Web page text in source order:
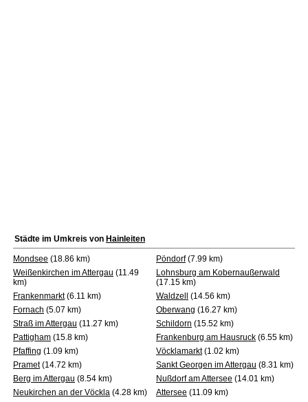
Städte im Umkreis von Hainleiten
Mondsee (18.86 km) Pöndorf(7.99 km)
Weißenkirchen im Attergau (11.49
km)
Lohnsburg am Kobernaußerwald
(17.15 km)
Frankenmarkt(6.11 km) Waldzell
(14.56 km)
Fornach (5.07 km) Oberwang (16.27 km)
Straß im Attergau (11.27 km) Schildorn (15.52 km)
Pattigham (15.8 km) Frankenburg am Hausruck (6.55 km)
Pfaffing (1.09 km) Vöcklamarkt(1.02 km)
Pramet(14.72 km) Sankt Georgen im Attergau (8.31 km)
Berg im Attergau (8.54 km) Nußdorf am Attersee (14.01 km)
Neukirchen an der Vöckla (4.28 km) Attersee (11.09 km)